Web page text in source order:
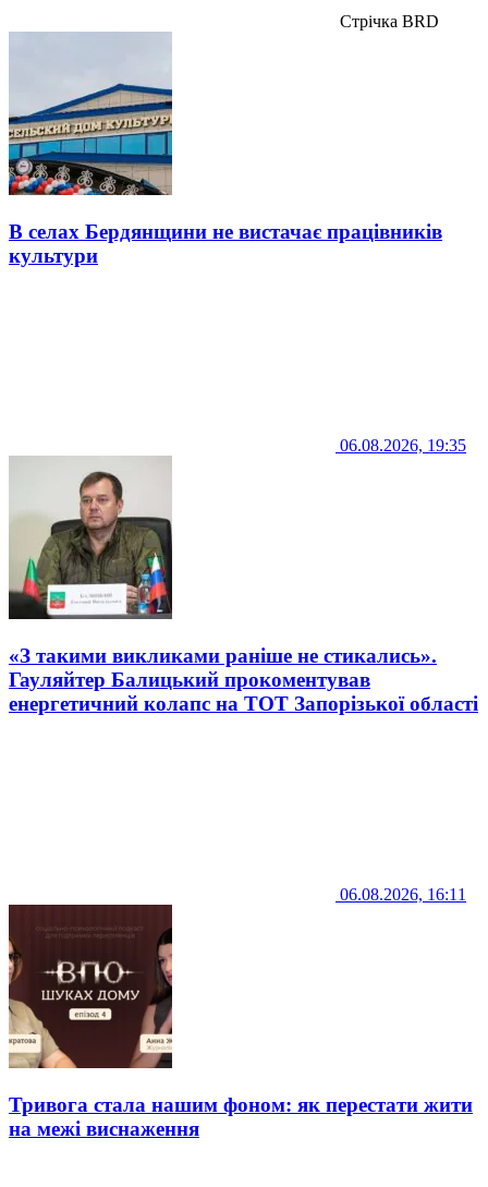
Стрічка BRD
В селах Бердянщини не вистачає працівників
культури
06.08.2026, 19:35
«З такими викликами раніше не стикались».
Гауляйтер Балицький прокоментував
енергетичний колапс на ТОТ Запорізької області
06.08.2026, 16:11
Тривога стала нашим фоном: як перестати жити
на межі виснаження